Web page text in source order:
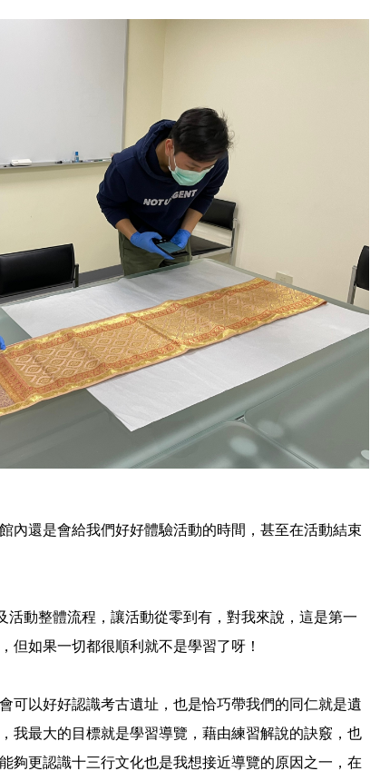
內還是會給我們好好體驗活動的時間，甚至在活動結束
活動整體流程，讓活動從零到有，對我來說，這是第一
但如果一切都很順利就不是學習了呀！
可以好好認識考古遺址，也是恰巧帶我們的同仁就是遺
我最大的目標就是學習導覽，藉由練習解說的訣竅，也
夠更認識十三行文化也是我想接近導覽的原因之一，在